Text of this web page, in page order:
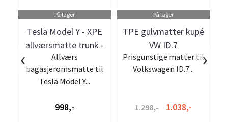
På lager
Tesla Model Y - XPE
allværsmatte trunk -
7 seter
Allværs
bagasjeromsmatte til
Tesla Model Y...
998,-
På lager
TPE gulvmatter kupé
VW ID.7
Prisgunstige matter til
Volkswagen ID.7...
1.298,- 1.038,-
‹ ›